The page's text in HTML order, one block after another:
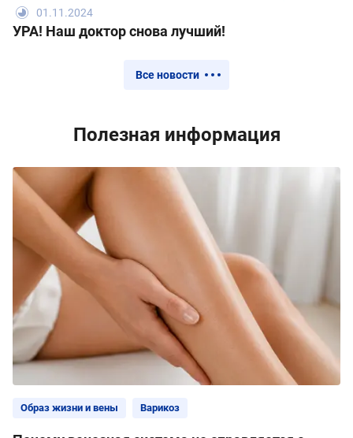
01.11.2024
УРА! Наш доктор снова лучший!
Все новости
Полезная информация
Образ жизни и вены Варикоз